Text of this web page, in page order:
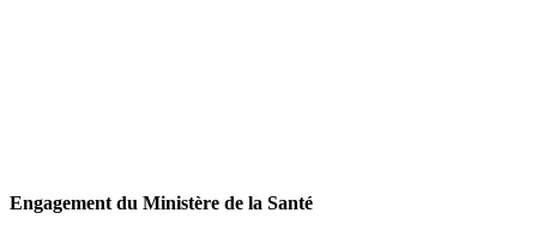
Engagement du Ministère de la Santé